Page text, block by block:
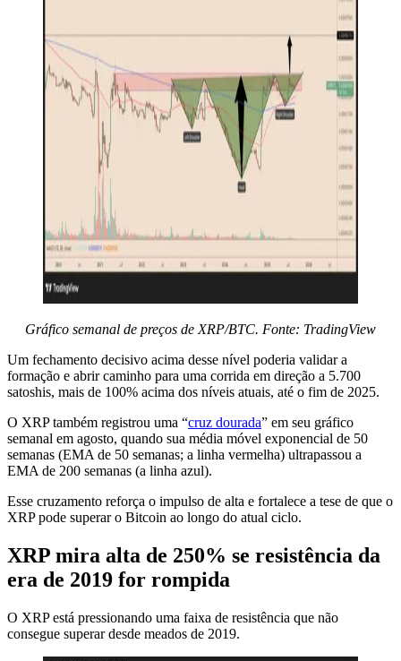
Gráfico semanal de preços de XRP/BTC. Fonte: TradingView
Um fechamento decisivo acima desse nível poderia validar a
formação e abrir caminho para uma corrida em direção a 5.700
satoshis, mais de 100% acima dos níveis atuais, até o fim de 2025.
O XRP também registrou uma “cruz dourada” em seu gráfico
semanal em agosto, quando sua média móvel exponencial de 50
semanas (EMA de 50 semanas; a linha vermelha) ultrapassou a
EMA de 200 semanas (a linha azul).
Esse cruzamento reforça o impulso de alta e fortalece a tese de que o
XRP pode superar o Bitcoin ao longo do atual ciclo.
XRP mira alta de 250% se resistência da
era de 2019 for rompida
O XRP está pressionando uma faixa de resistência que não
consegue superar desde meados de 2019.